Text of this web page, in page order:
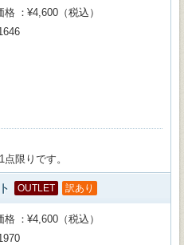
格
¥4,600（税込）
限りです。
OUTLET 訳あり
格
¥4,600（税込）